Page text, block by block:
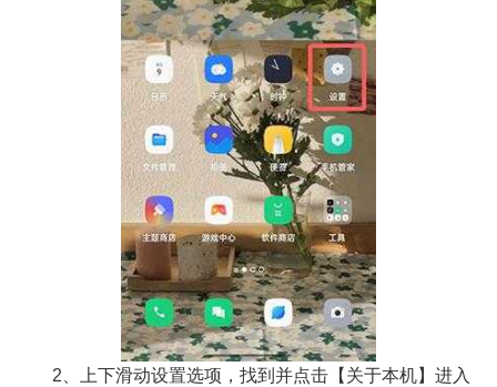
2、上下滑动设置选项，找到并点击【关于本机】进入